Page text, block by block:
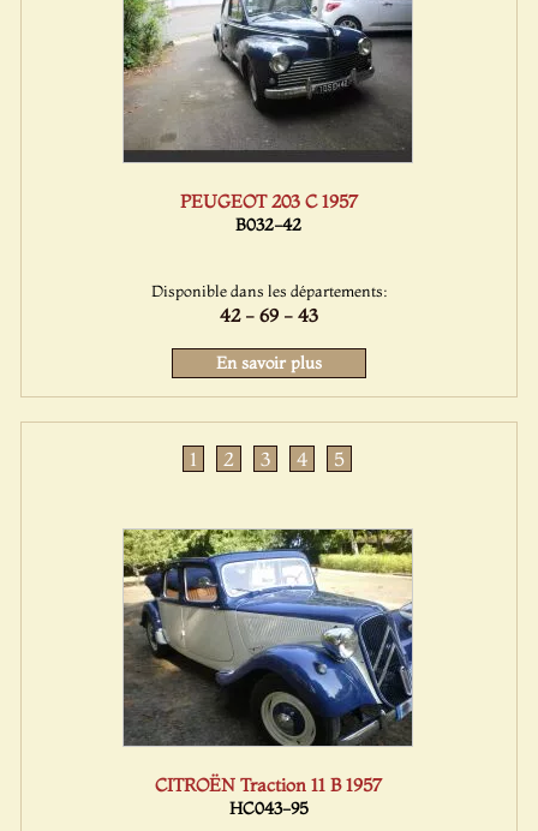
PEUGEOT 203 C 1957
B032-42
Disponible dans les départements:
42 - 69 - 43
En savoir plus
1 2 3 4 5
CITROËN Traction 11 B 1957
HC043-95